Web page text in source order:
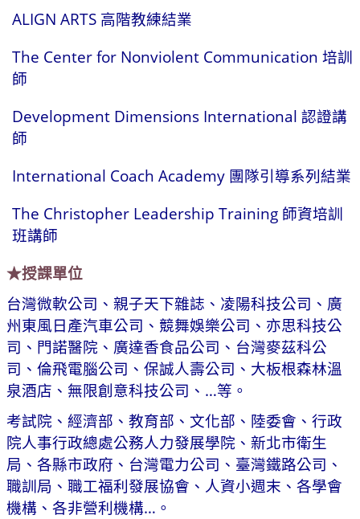
ALIGN ARTS 高階教練結業
The Center for Nonviolent Communication 培訓
師
Development Dimensions International 認證講
師
International Coach Academy 團隊引導系列結業
The Christopher Leadership Training 師資培訓
班講師
★授課單位
台灣微軟公司、親子天下雜誌、凌陽科技公司、廣
州東風日產汽車公司、競舞娛樂公司、亦思科技公
司、門諾醫院、廣達香食品公司、台灣麥茲科公
司、倫飛電腦公司、保誠人壽公司、大板根森林溫
泉酒店、無限創意科技公司、…等。
考試院、經濟部、教育部、文化部、陸委會、行政
院人事行政總處公務人力發展學院、新北市衛生
局、各縣市政府、台灣電力公司、臺灣鐵路公司、
職訓局、職工福利發展協會、人資小週末、各學會
機構、各非營利機構…。